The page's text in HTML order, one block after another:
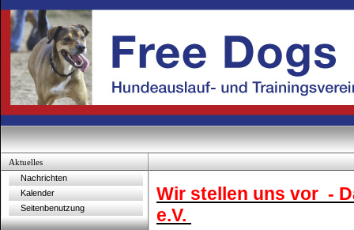
Aktuelles
Nachrichten
Kalender
Seitenbenutzung
Wir stellen uns vor -
e.V.